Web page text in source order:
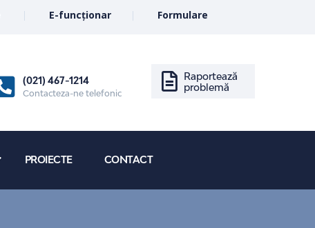
E-funcționar Formulare
(021) 467-1214
Contacteza-ne telefonic
Raportează
problemă
PROIECTE CONTACT